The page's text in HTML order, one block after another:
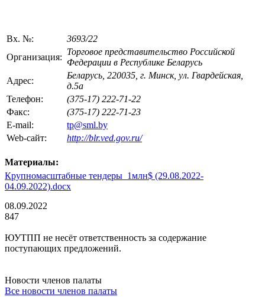
Вх. №:
3693/22
Организация:
Торговое представительство Российской
Федерации в Республике Беларусь
Адрес:
Беларусь, 220035, г. Минск, ул. Гвардейская,
д.5а
Телефон:
(375-17) 222-71-22
Факс:
(375-17) 222-71-23
E-mail:
tp@sml.by
Web-сайт:
http://blr.ved.gov.ru/
Материалы:
Крупномасштабные тендеры_1млн$ (29.08.2022-
04.09.2022).docx
08.09.2022
847
ЮУТПП не несёт ответственность за содержание
поступающих предложений.
Новости членов палаты
Все новости членов палаты